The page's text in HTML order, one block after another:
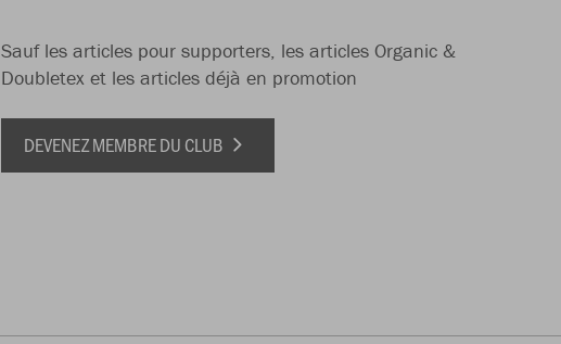
Sauf les articles pour supporters, les articles Organic &
Doubletex et les articles déjà en promotion
DEVENEZ MEMBRE DU CLUB